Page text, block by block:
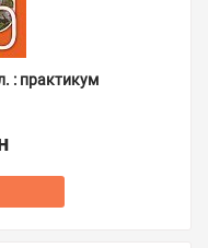
: практикум